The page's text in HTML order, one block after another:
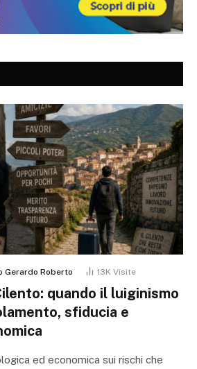
Gerardo Roberto 13K Visite
quando il luiginismo
sfiducia e
ed economica sui rischi che